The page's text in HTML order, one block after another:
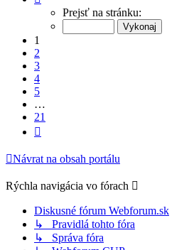
Prejsť na stránku:
1
2
3
4
5
…
21
Návrat na obsah portálu
Rýchla navigácia vo fórach
Diskusné fórum Webforum.sk
↳ Pravidlá tohto fóra
↳ Správa fóra